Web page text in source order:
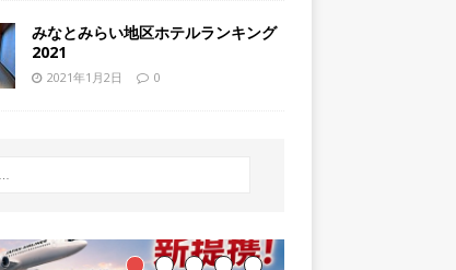
みなとみらい地区ホテルランキング
2021
2021年1月2日 0